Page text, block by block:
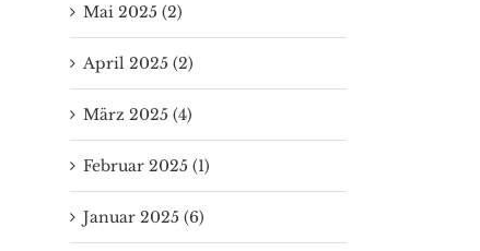
Mai 2025 (2)
April 2025 (2)
März 2025 (4)
Februar 2025 (1)
Januar 2025 (6)